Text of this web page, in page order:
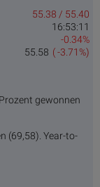
55.38 / 55.40
16:53:11
-0.34%
( -3.71%)
55.58
gewonnen
(69,58). Year-to-